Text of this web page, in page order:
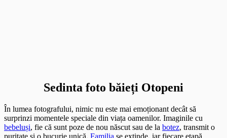
Sedinta foto băieți Otopeni
În lumea fotografului, nimic nu este mai emoționant decât să
surprinzi momentele speciale din viața oamenilor. Imaginile cu
bebeluși, fie că sunt poze de nou născut sau de la botez, transmit o
puritate și o bucurie unică. Familia se extinde, iar fiecare etapă